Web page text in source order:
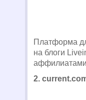
Платформа
на блоги
2.